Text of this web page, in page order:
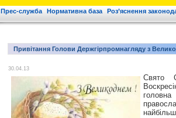
Прес-служба Нормативна база Роз’яснення
Привітання Голови Держгірпромнагляду з
30.04.13
Свято